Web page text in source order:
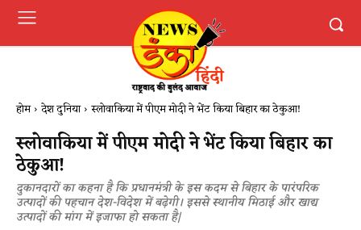
होम देश दुनिया स्लोवाकिया में पीएम मोदी ने भेंट किया बिहार का ठेकुआ!
स्लोवाकिया में पीएम मोदी ने भेंट किया बिहार का
ठेकुआ!
दुकानदारों का कहना है कि प्रधानमंत्री के इस कदम से बिहार के पारंपरिक
उत्पादों की पहचान देश-विदेश में बढ़ेगी। इससे स्थानीय मिठाई और खाद्य
उत्पादों की मांग में इजाफा हो सकता है|